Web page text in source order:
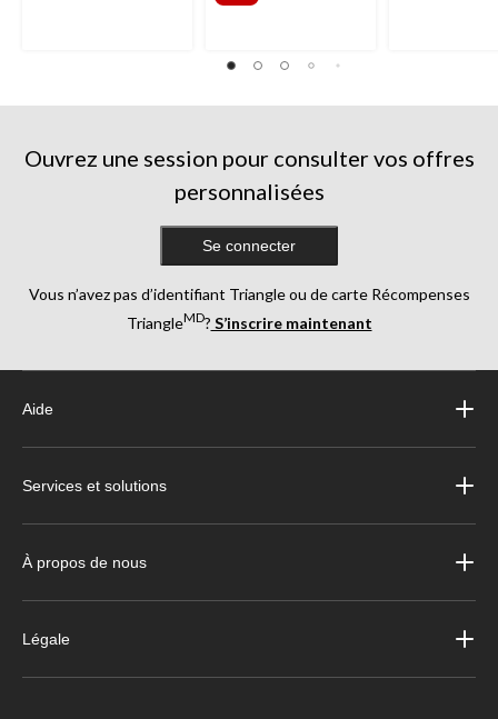
Ouvrez une session pour consulter vos offres
personnalisées
Se connecter
Vous n’avez pas d’identifiant Triangle ou de carte Récompenses
TriangleMD? S’inscrire maintenant
Aide
Services et solutions
À propos de nous
Légale